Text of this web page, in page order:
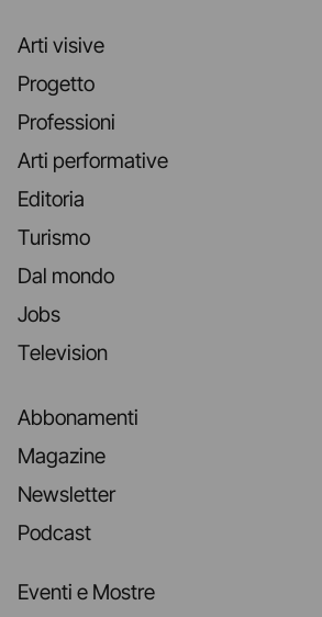
Arti visive
Progetto
Professioni
Arti performative
Editoria
Turismo
Dal mondo
Jobs
Television
Abbonamenti
Magazine
Newsletter
Podcast
Eventi e Mostre